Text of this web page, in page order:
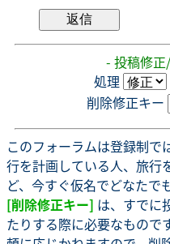
- 投稿修
処理
削除修正キー
このフォーラムは登録制で
行を計画している人、旅行
ど、今すぐ仮名でどなたで
[削除修正キー] は、すでに
たりする際に必要なもので